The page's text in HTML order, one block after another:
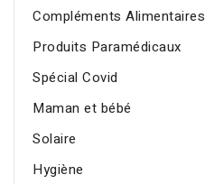
Compléments Alimentaires
Produits Paramédicaux
Spécial Covid
Maman et bébé
Solaire
Hygiène